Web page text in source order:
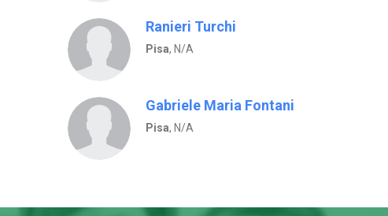
Ranieri Turchi
Pisa, N/A
Gabriele Maria Fontani
Pisa, N/A